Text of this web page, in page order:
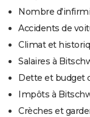
Nombre
Accidents de
Climat et
Salaires à
Dette et budget
Impôts à
Crèches et